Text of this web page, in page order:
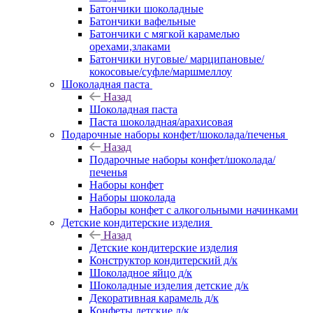
Батончики шоколадные
Батончики вафельные
Батончики с мягкой карамелью
орехами,злаками
Батончики нуговые/ марципановые/
кокосовые/суфле/маршмеллоу
Шоколадная паста
Назад
Шоколадная паста
Паста шоколадная/арахисовая
Подарочные наборы конфет/шоколада/печенья
Назад
Подарочные наборы конфет/шоколада/
печенья
Наборы конфет
Наборы шоколада
Наборы конфет с алкогольными начинками
Детские кондитерские изделия
Назад
Детские кондитерские изделия
Конструктор кондитерский д/к
Шоколадное яйцо д/к
Шоколадные изделия детские д/к
Декоративная карамель д/к
Конфеты детские д/к